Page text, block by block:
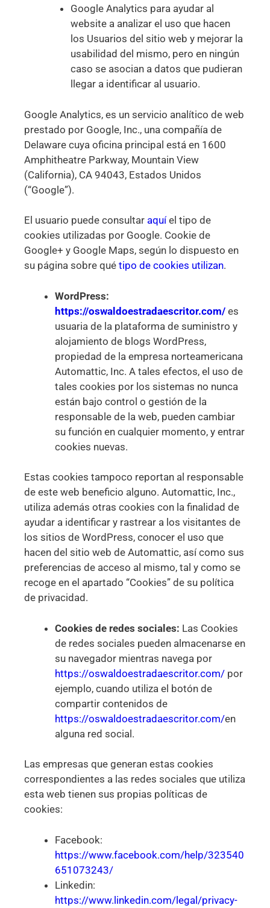
Google Analytics para ayudar al
website a analizar el uso que hacen
los Usuarios del sitio web y mejorar la
usabilidad del mismo, pero en ningún
caso se asocian a datos que pudieran
llegar a identificar al usuario.
Google Analytics, es un servicio analítico de web
prestado por Google, Inc., una compañía de
Delaware cuya oficina principal está en 1600
Amphitheatre Parkway, Mountain View
(California), CA 94043, Estados Unidos
(“Google”).
El usuario puede consultar aquíel tipo de
cookies utilizadas por Google. Cookie de
Google+ y Google Maps, según lo dispuesto en
su página sobre qué tipo de cookies utilizan.
WordPress:
https://oswaldoestradaescritor.com/ es
usuaria de la plataforma de suministro y
alojamiento de blogs WordPress,
propiedad de la empresa norteamericana
Automattic, Inc. A tales efectos, el uso de
tales cookies por los sistemas no nunca
están bajo control o gestión de la
responsable de la web, pueden cambiar
su función en cualquier momento, y entrar
cookies nuevas.
Estas cookies tampoco reportan al responsable
de este web beneficio alguno. Automattic, Inc.,
utiliza además otras cookies con la finalidad de
ayudar a identificar y rastrear a los visitantes de
los sitios de WordPress, conocer el uso que
hacen del sitio web de Automattic, así como sus
preferencias de acceso al mismo, tal y como se
recoge en el apartado “Cookies” de su política
de privacidad.
Cookies de redes sociales: Las Cookies
de redes sociales pueden almacenarse en
su navegador mientras navega por
https://oswaldoestradaescritor.com/ por
ejemplo, cuando utiliza el botón de
compartir contenidos de
https://oswaldoestradaescritor.com/en
alguna red social.
Las empresas que generan estas cookies
correspondientes a las redes sociales que utiliza
esta web tienen sus propias políticas de
cookies:
Facebook:
https://www.facebook.com/help/323540
651073243/
Linkedin:
https://www.linkedin.com/legal/privacy-